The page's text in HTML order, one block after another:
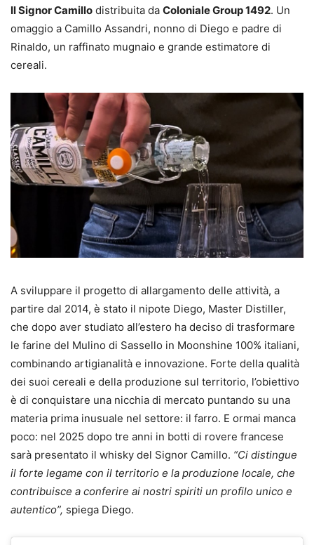
Il Signor Camillo distribuita da Coloniale Group 1492. Un
omaggio a Camillo Assandri, nonno di Diego e padre di
Rinaldo, un raffinato mugnaio e grande estimatore di
cereali.
A sviluppare il progetto di allargamento delle attività, a
partire dal 2014, è stato il nipote Diego, Master Distiller,
che dopo aver studiato all’estero ha deciso di trasformare
le farine del Mulino di Sassello in Moonshine 100% italiani,
combinando artigianalità e innovazione. Forte della qualità
dei suoi cereali e della produzione sul territorio, l’obiettivo
è di conquistare una nicchia di mercato puntando su una
materia prima inusuale nel settore: il farro. E ormai manca
poco: nel 2025 dopo tre anni in botti di rovere francese
sarà presentato il whisky del Signor Camillo. “Ci distingue
il forte legame con il territorio e la produzione locale, che
contribuisce a conferire ai nostri spiriti un profilo unico e
autentico”, spiega Diego.